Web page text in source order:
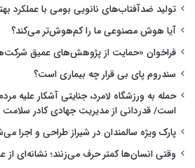
تولید ضدآفتاب‌های نانویی بومی با عملکرد
آیا هوش مصنوعی ما را کم‌هوش‌تر می‌کند؟
فراخوان «حمایت از پژوهش‌های عمیق
سندروم پای بی قرار چه بیماری است؟
حمله به ورزشگاه لامرد، جنایتی آشکار علیه
است/ قدردانی از مدیریت جهادی کادر سلامت
پارک ویژه سالمندان در شیراز طراحی و اجرا
وقتی انسان‌ها کمتر حرف می‌زنند؛ نشانه‌ای